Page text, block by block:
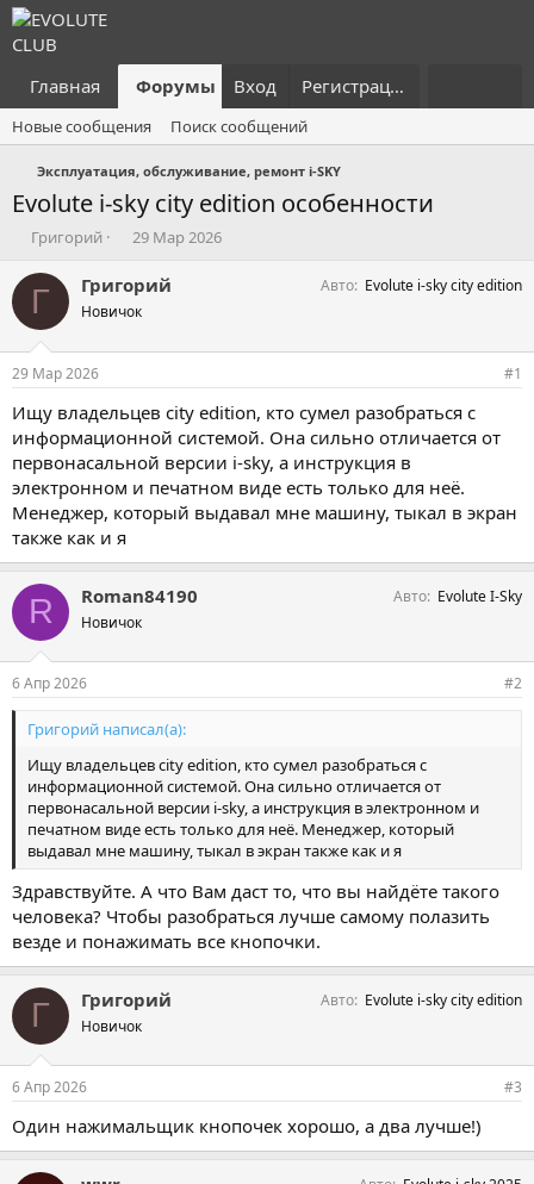
Главная Форумы Что нового?
Вход Регистрация
Новые сообщения Поиск сообщений
Эксплуатация, обслуживание, ремонт i-SKY
Evolute i-sky city edition особенности
А
т
т
е
м
ы
Григорий
Д
т
а
н
а
л
29 Мар 2026
Г Григорий
Новичок
Авто Evolute i-sky city edition
29 Мар 2026 #1
Ищу владельцев city edition, кто сумел разобраться с
информационной системой. Она сильно отличается от
первонасальной версии i-sky, а инструкция в
электронном и печатном виде есть только для неё.
Менеджер, который выдавал мне машину, тыкал в экран
также как и я
R Roman84190
Новичок
Авто Evolute I-Sky
6 Апр 2026 #2
Григорий написал(а):
Ищу владельцев city edition, кто сумел разобраться с
информационной системой. Она сильно отличается от
первонасальной версии i-sky, а инструкция в электронном и
печатном виде есть только для неё. Менеджер, который
выдавал мне машину, тыкал в экран также как и я
Здравствуйте. А что Вам даст то, что вы найдёте такого
человека? Чтобы разобраться лучше самому полазить
везде и понажимать все кнопочки.
Г Григорий
Новичок
Авто Evolute i-sky city edition
6 Апр 2026 #3
Один нажимальщик кнопочек хорошо, а два лучше!)